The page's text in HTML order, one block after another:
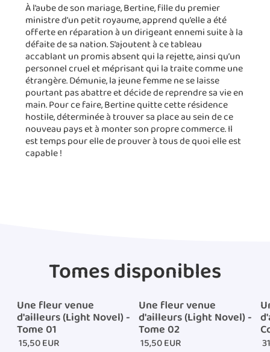
À l’aube de son mariage, Bertine, fille du premier
ministre d’un petit royaume, apprend qu’elle a été
offerte en réparation à un dirigeant ennemi suite à la
défaite de sa nation. S’ajoutent à ce tableau
accablant un promis absent qui la rejette, ainsi qu’un
personnel cruel et méprisant qui la traite comme une
étrangère. Démunie, la jeune femme ne se laisse
pourtant pas abattre et décide de reprendre sa vie en
main. Pour ce faire, Bertine quitte cette résidence
hostile, déterminée à trouver sa place au sein de ce
nouveau pays et à monter son propre commerce. Il
est temps pour elle de prouver à tous de quoi elle est
capable !
Tomes disponibles
Une fleur venue
d'ailleurs (Light Novel) -
Tome 01
15,50 EUR
Une fleur venue
d'ailleurs (Light Novel) -
Tome 02
15,50 EUR